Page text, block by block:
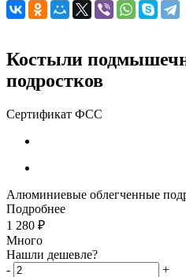
Костыли
подростков
Сертификат ФСС
Алюминиевые облегченные
Подробнее
1 280 ₽
Много
Нашли дешевле?
-
+